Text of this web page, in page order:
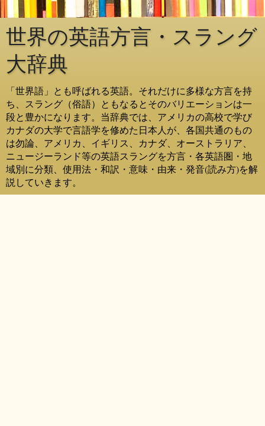
世界の英語方言・スラング
大辞典
「世界語」とも呼ばれる英語。それだけに多様な方言を持
ち、スラング（俗語）ともなるとそのバリエーションは一
段と豊かになります。当辞典では、アメリカの高校で学び
カナダの大学で言語学を修めた日本人が、各国共通のもの
は勿論、アメリカ、イギリス、カナダ、オーストラリア、
ニュージーランド等の英語スラングを方言・各英語圏・地
域別に分類、使用法・和訳・意味・由来・発音(読み方)を解
説していきます。